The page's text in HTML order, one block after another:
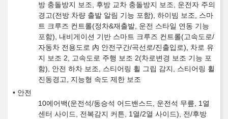
방 충돌방지 보조, 후방 교차 충돌방지 보조, 운전자 주의
경고(전방 차량 출발 알림 기능 포함), 하이빔 보조, 스마
트 크루즈 컨트롤(정차&재출발, 운전 스타일 연동 기능
포함), 내비게이션 기반 스마트 크루즈 컨트롤(고속도로/
자동차 전용도로 內 안전구간/곡선로/진출입로), 차로 유
지 보조 2, 고속도로 주행 보조 2(차로변경 보조 기능 포
함), 안전 하차 보조, 스티어링 휠 그립 감지, 스티어링 휠
진동경고, 지능형 속도 제한 보조
안전
10에어백(운전석/동승석 어드밴스드, 운전석 무릎, 1열
센터 사이드, 전복감지 커튼, 1열/2열 사이드), 전/후방